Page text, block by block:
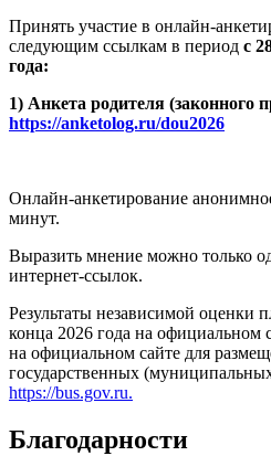
Принять участие в онлайн-
следующим ссылкам в период с
года:
1) Анкета родителя (законного
https://anketolog.ru/dou2026
Онлайн-анкетирование
минут.
Выразить мнение можно только
интернет-ссылок.
Результаты независимой оценки
конца 2026 года на официальном
на официальном сайте для
государственных
https://bus.gov.ru.
Благодарности